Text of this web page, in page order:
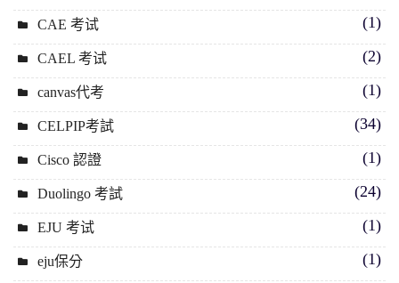
CAE 考试 (1)
CAEL 考试 (2)
canvas代考 (1)
CELPIP考試 (34)
Cisco 認證 (1)
Duolingo 考試 (24)
EJU 考试 (1)
eju保分 (1)